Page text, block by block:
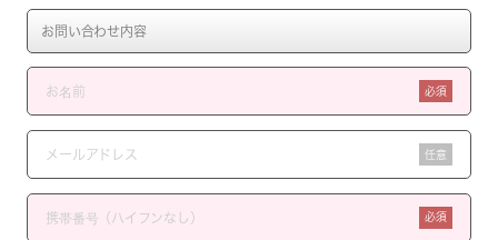
必須
任意
必須